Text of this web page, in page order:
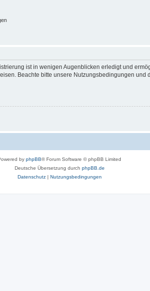
ist in wenigen Augenblicken erledigt und
Beachte bitte unsere Nutzungsbedingungen
by phpBB® Forum Software © phpBB Limited
Deutsche Übersetzung durch phpBB.de
Datenschutz| Nutzungsbedingungen